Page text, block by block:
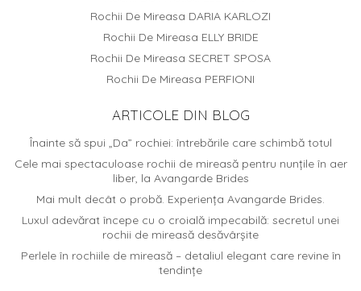
Rochii De Mireasa DARIA KARLOZI
Rochii De Mireasa ELLY BRIDE
Rochii De Mireasa SECRET SPOSA
Rochii De Mireasa PERFIONI
ARTICOLE DIN BLOG
Înainte să spui „Da” rochiei: întrebările care schimbă totul
Cele mai spectaculoase rochii de mireasă pentru nunțile în aer
liber, la Avangarde Brides
Mai mult decât o probă. Experiența Avangarde Brides.
Luxul adevărat începe cu o croială impecabilă: secretul unei
rochii de mireasă desăvârșite
Perlele în rochiile de mireasă – detaliul elegant care revine în
tendințe